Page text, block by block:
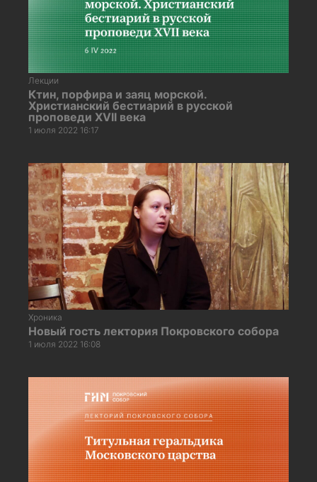
Лекции
Ктин, порфира и заяц морской.
Христианский бестиарий в русской
проповеди XVII века
1 июля 2022 16:17
Хроника
Новый гость лектория Покровского собора
1 июля 2022 16:08